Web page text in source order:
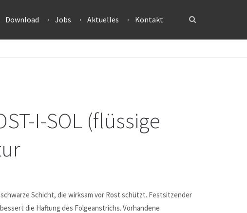
Download Jobs Aktuelles Kontakt
I-SOL (flüssige
Schicht, die wirksam vor Rost schützt. Festsitzender
die Haftung des Folgeanstrichs. Vorhandene